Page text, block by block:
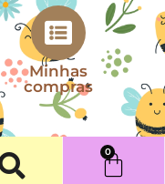
Minhas
compras
0